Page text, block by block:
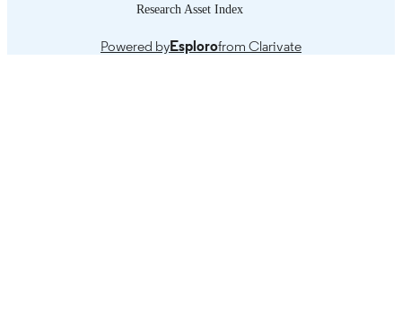
Research Asset Index
Powered byEsplorofrom Clarivate